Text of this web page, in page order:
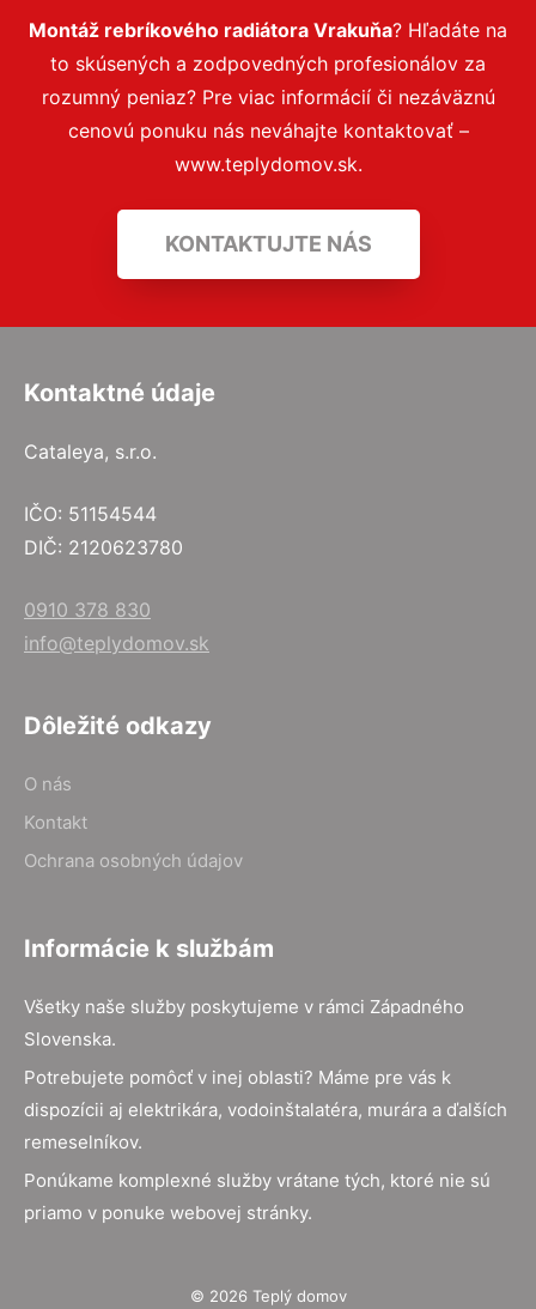
Montáž rebríkového radiátora Vrakuňa? Hľadáte na
to skúsených a zodpovedných profesionálov za
rozumný peniaz? Pre viac informácií či nezáväznú
cenovú ponuku nás neváhajte kontaktovať –
www.teplydomov.sk.
KONTAKTUJTE NÁS
Kontaktné údaje
Cataleya, s.r.o.
IČO: 51154544
DIČ: 2120623780
0910 378 830
info@teplydomov.sk
Dôležité odkazy
O nás
Kontakt
Ochrana osobných údajov
Informácie k službám
Všetky naše služby poskytujeme v rámci Západného
Slovenska.
Potrebujete pomôcť v inej oblasti? Máme pre vás k
dispozícii aj elektrikára, vodoinštalatéra, murára a ďalších
remeselníkov.
Ponúkame komplexné služby vrátane tých, ktoré nie sú
priamo v ponuke webovej stránky.
© 2026 Teplý domov